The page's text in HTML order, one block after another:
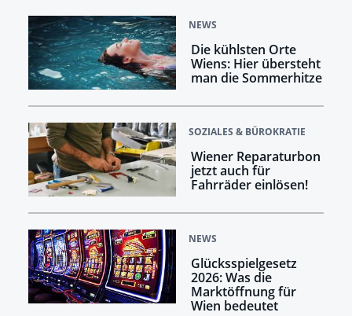
NEWS
Die kühlsten Orte
Wiens: Hier übersteht
man die Sommerhitze
SOZIALES & BÜROKRATIE
Wiener Reparaturbon
jetzt auch für
Fahrräder einlösen!
NEWS
Glücksspielgesetz
2026: Was die
Marktöffnung für
Wien bedeutet